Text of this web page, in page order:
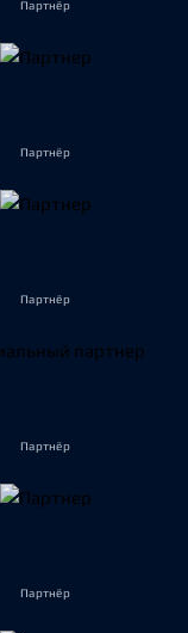
Партнёр
Партнёр
Партнёр
Партнёр
Партнёр